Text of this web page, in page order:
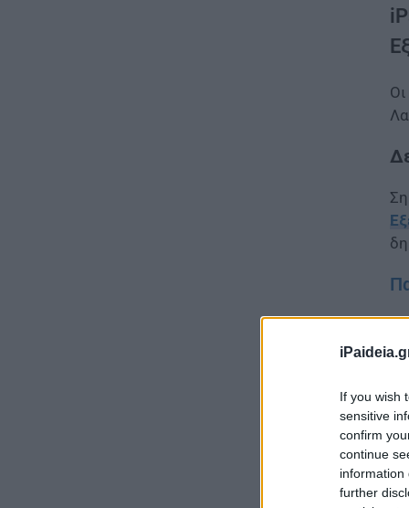
If you wish
sensitive
confirm
continue
information
further
Οι